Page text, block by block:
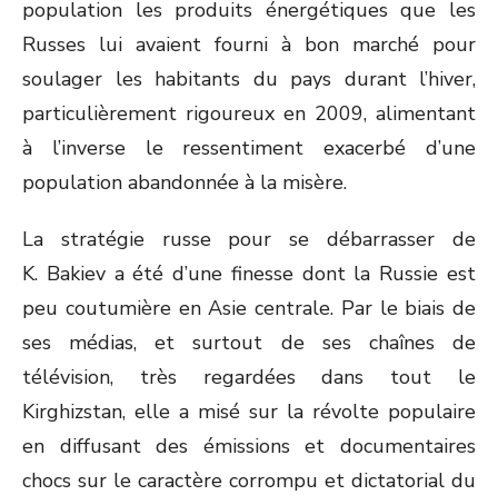
population les produits énergétiques que les
Russes lui avaient fourni à bon marché pour
soulager les habitants du pays durant l’hiver,
particulièrement rigoureux en 2009, alimentant
à l’inverse le ressentiment exacerbé d’une
population abandonnée à la misère.
La stratégie russe pour se débarrasser de
K. Bakiev a été d’une finesse dont la Russie est
peu coutumière en Asie centrale. Par le biais de
ses médias, et surtout de ses chaînes de
télévision, très regardées dans tout le
Kirghizstan, elle a misé sur la révolte populaire
en diffusant des émissions et documentaires
chocs sur le caractère corrompu et dictatorial du